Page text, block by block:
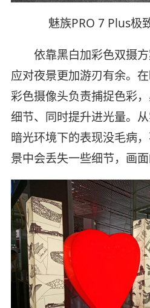
魅族PRO 7 Plus极
依靠黑白加彩色双摄方
应对夜景更加游刃有余。在
彩色摄像头负责捕捉色彩
细节、同时提升进光量。
暗光环境下的表现没毛病
景中会丢失一些细节，画面